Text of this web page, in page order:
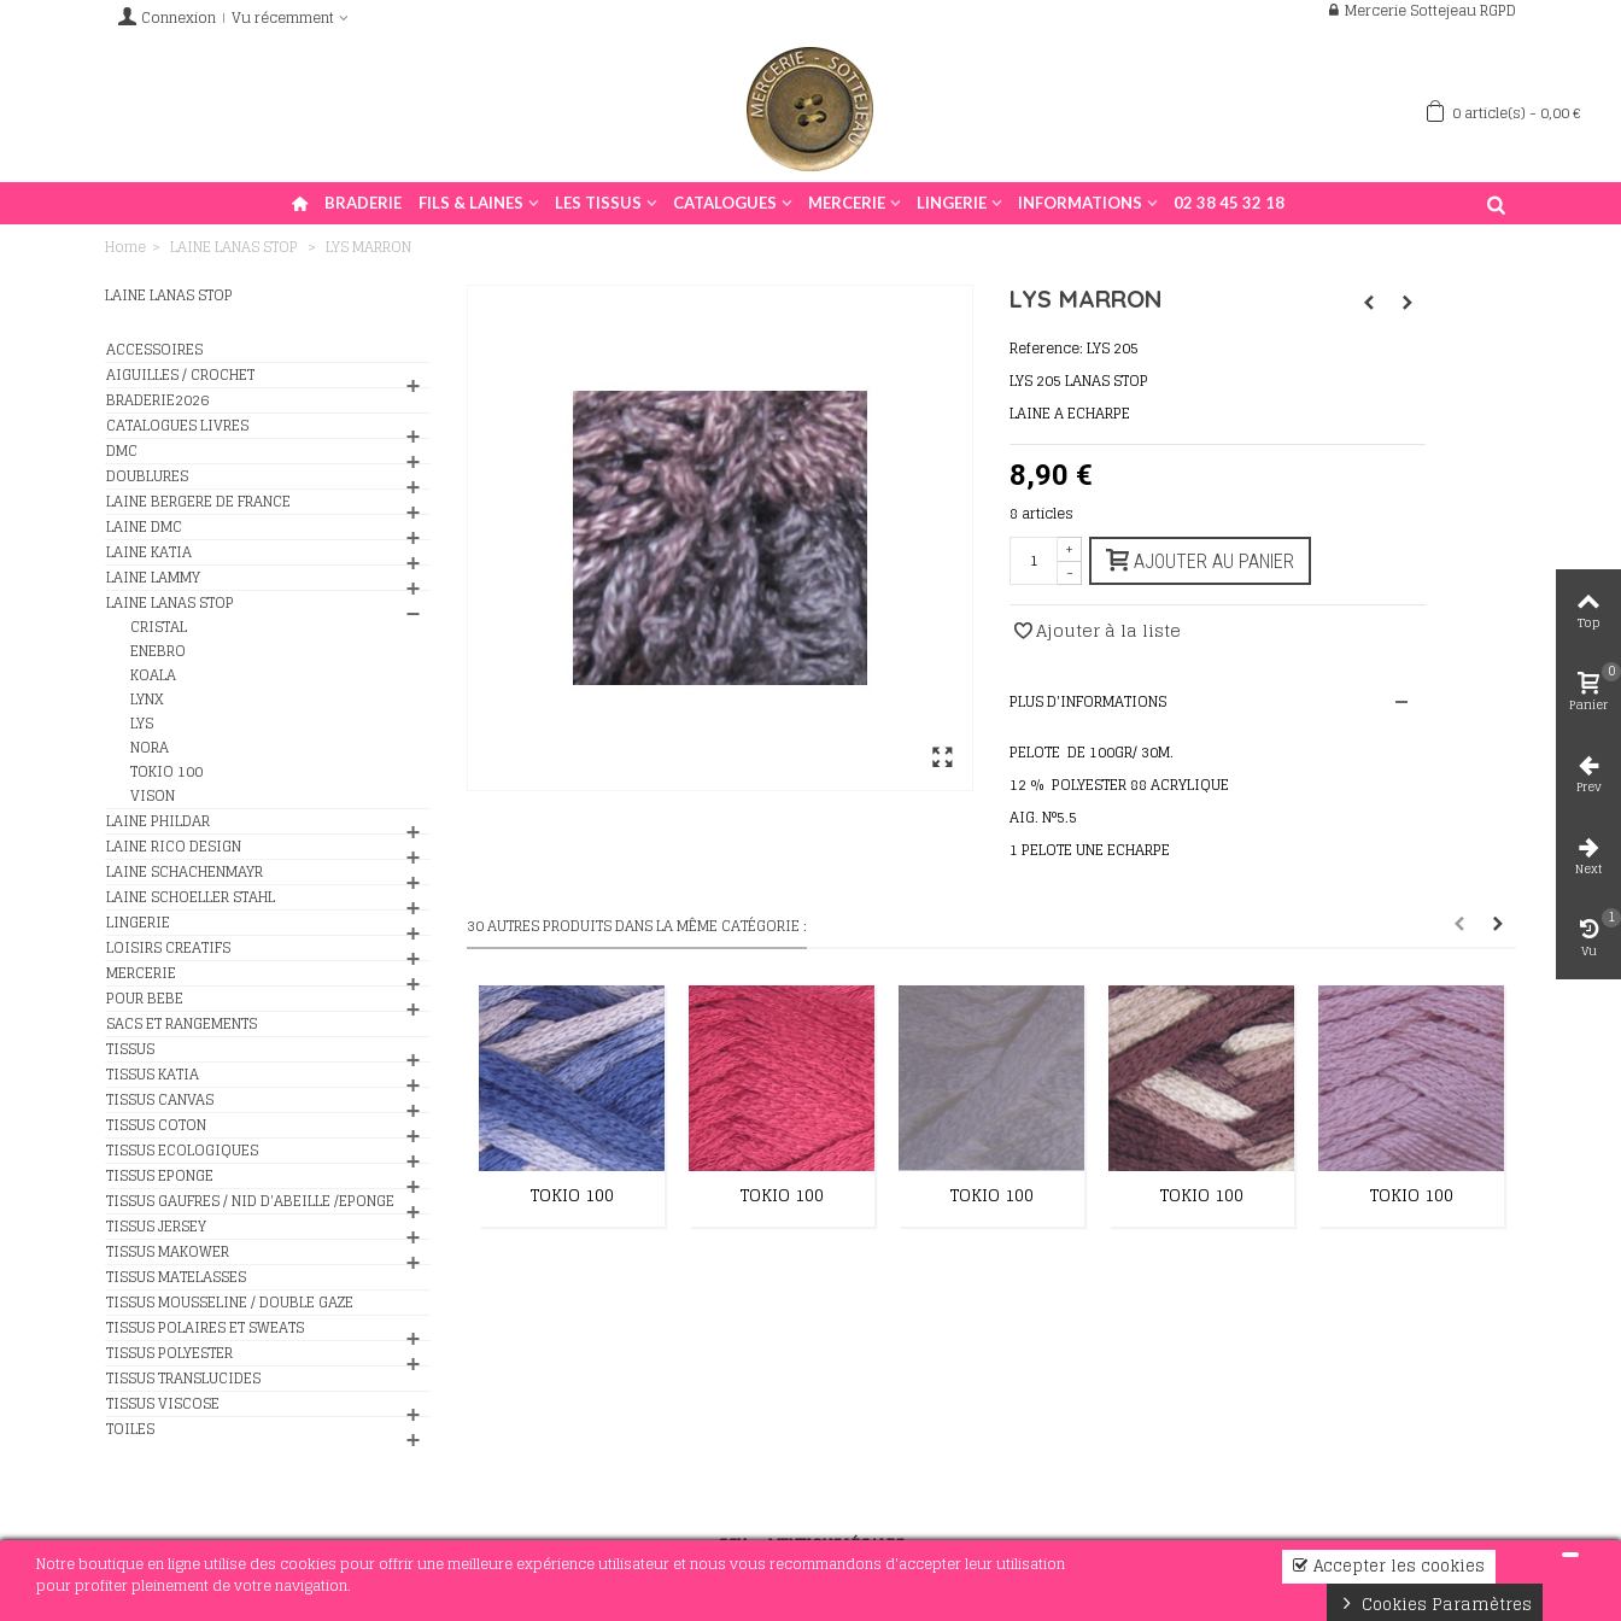
Notre boutique en ligne utilise des cookies pour offrir une meilleure expérience utilisateur et nous vous recommandons d'accepter leur utilisation
pour profiter pleinement de votre navigation.
Accepter les cookies
Cookies Paramètres
Connexion Vu récemment Mercerie Sottejeau RGPD
0article(s) - 0,00 €
BRADERIE FILS & LAINES LES TISSUS CATALOGUES MERCERIE LINGERIE INFORMATIONS 02 38 45 32 18
Home > LAINE LANAS STOP > LYS MARRON
LAINE LANAS STOP
ACCESSOIRES
AIGUILLES / CROCHET
BRADERIE2026
CATALOGUES LIVRES
DMC
DOUBLURES
LAINE BERGERE DE FRANCE
LAINE DMC
LAINE KATIA
LAINE LAMMY
LAINE LANAS STOP
CRISTAL
ENEBRO
KOALA
LYNX
LYS
NORA
TOKIO 100
VISON
LAINE PHILDAR
LAINE RICO DESIGN
LAINE SCHACHENMAYR
LAINE SCHOELLER STAHL
LINGERIE
LOISIRS CREATIFS
MERCERIE
POUR BEBE
SACS ET RANGEMENTS
TISSUS
TISSUS KATIA
TISSUS CANVAS
TISSUS COTON
TISSUS ECOLOGIQUES
TISSUS EPONGE
TISSUS GAUFRES / NID D'ABEILLE /EPONGE
TISSUS JERSEY
TISSUS MAKOWER
TISSUS MATELASSES
TISSUS MOUSSELINE / DOUBLE GAZE
TISSUS POLAIRES ET SWEATS
TISSUS POLYESTER
TISSUS TRANSLUCIDES
TISSUS VISCOSE
TOILES
LYS MARRON
Reference:LYS 205
LYS 205 LANAS STOP
LAINE A ECHARPE
8,90 €
8 articles
-
+
AJOUTER AU PANIER
Ajouter à la liste
PLUS D'INFORMATIONS
PELOTE DE 100GR/ 30M.
12 % POLYESTER 88 ACRYLIQUE
AIG. N°5.5
1 PELOTE UNE ECHARPE
30 AUTRES PRODUITS DANS LA MÊME CATÉGORIE :
TOKIO 100 TOKIO 100 TOKIO 100 TOKIO 100 TOKIO 100
CGV-MENTIONS LÉGALES
Top
Panier
0
Prev
Next
Vu
1